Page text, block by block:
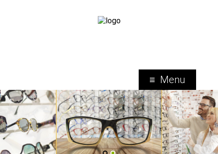
Menu
1 2